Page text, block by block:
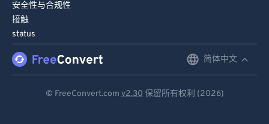
安全性与合规性
接触
status
简体中文
© FreeConvert.com v2.30 保留所有权利 (2026)